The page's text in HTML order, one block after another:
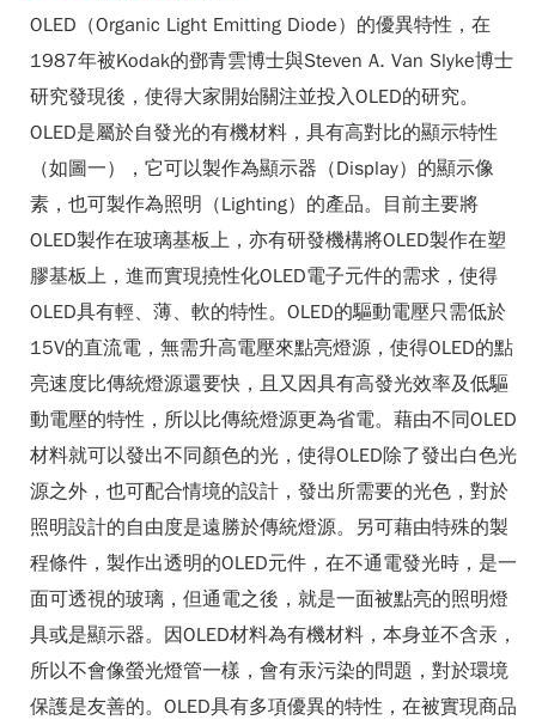
OLED（Organic Light Emitting Diode）的優異特性，在
1987年被Kodak的鄧青雲博士與Steven A. Van Slyke博士
研究發現後，使得大家開始關注並投入OLED的研究。
OLED是屬於自發光的有機材料，具有高對比的顯示特性
（如圖一），它可以製作為顯示器（Display）的顯示像
素，也可製作為照明（Lighting）的產品。目前主要將
OLED製作在玻璃基板上，亦有研發機構將OLED製作在塑
膠基板上，進而實現撓性化OLED電子元件的需求，使得
OLED具有輕、薄、軟的特性。OLED的驅動電壓只需低於
15V的直流電，無需升高電壓來點亮燈源，使得OLED的點
亮速度比傳統燈源還要快，且又因具有高發光效率及低驅
動電壓的特性，所以比傳統燈源更為省電。藉由不同OLED
材料就可以發出不同顏色的光，使得OLED除了發出白色光
源之外，也可配合情境的設計，發出所需要的光色，對於
照明設計的自由度是遠勝於傳統燈源。另可藉由特殊的製
程條件，製作出透明的OLED元件，在不通電發光時，是一
面可透視的玻璃，但通電之後，就是一面被點亮的照明燈
具或是顯示器。因OLED材料為有機材料，本身並不含汞，
所以不會像螢光燈管一樣，會有汞污染的問題，對於環境
保護是友善的。OLED具有多項優異的特性，在被實現商品